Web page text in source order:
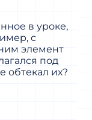
в уроке,
с
элемент
под
обтекал их?